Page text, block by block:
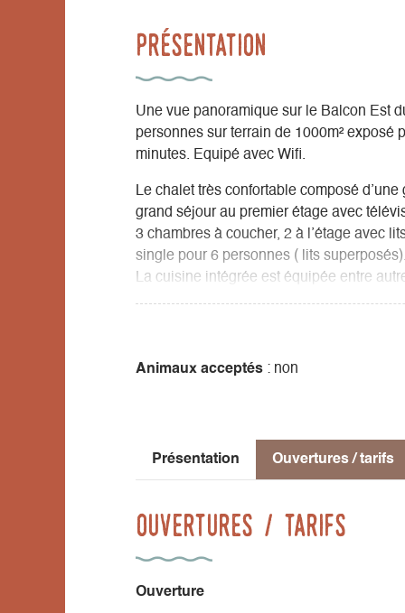
Présentation
Une vue panoramique sur le Balcon Est
personnes sur terrain de 1000m²
minutes. Equipé avec Wifi.
Le chalet très confortable composé
grand séjour au premier étage avec
3 chambres à coucher, 2 à l’étage avec
single pour 6 personnes ( lits
La cuisine intégrée est équipée entre
possibilité d’expresso, d’une friteuse,
En extérieur une table/banc 4 places,
Animaux acceptés : non
Présentation Ouvertures / tarifs
Ouvertures / tarifs
Ouverture